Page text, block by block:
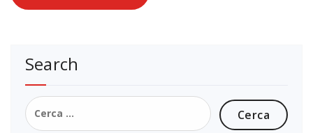
Search
Ricerca
per: